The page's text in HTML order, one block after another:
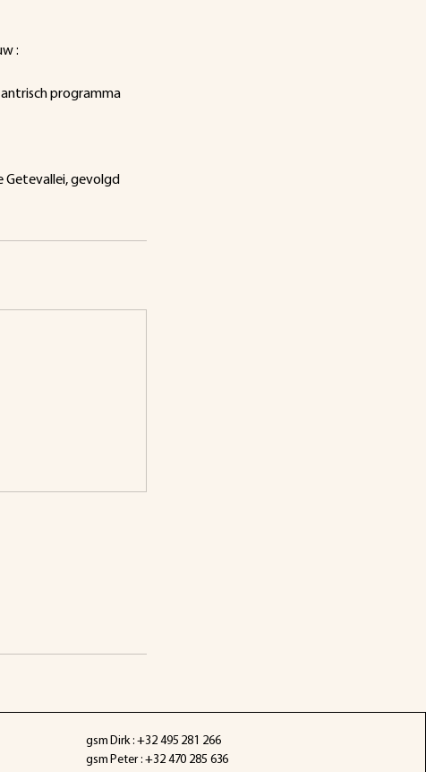
:
programma
Getevallei, gevolgd
gsm Dirk : +32 495 281 266
gsm Peter : +32 470 285 636